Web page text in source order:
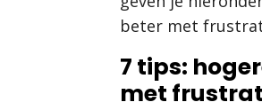
beter met
7 tips:
met